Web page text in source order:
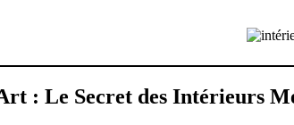
: Le Secret des Intérieurs